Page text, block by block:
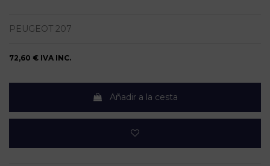
PEUGEOT 207
72,60 € IVA INC.
Añadir a la cesta